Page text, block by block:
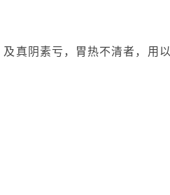
真阴素亏，胃热不清者，用以